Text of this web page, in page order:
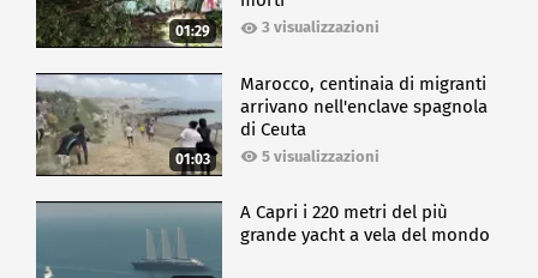
01:29 3 visualizzazioni
01:03
Marocco, centinaia di migranti
arrivano nell'enclave spagnola
di Ceuta
5 visualizzazioni
A Capri i 220 metri del più
grande yacht a vela del mondo